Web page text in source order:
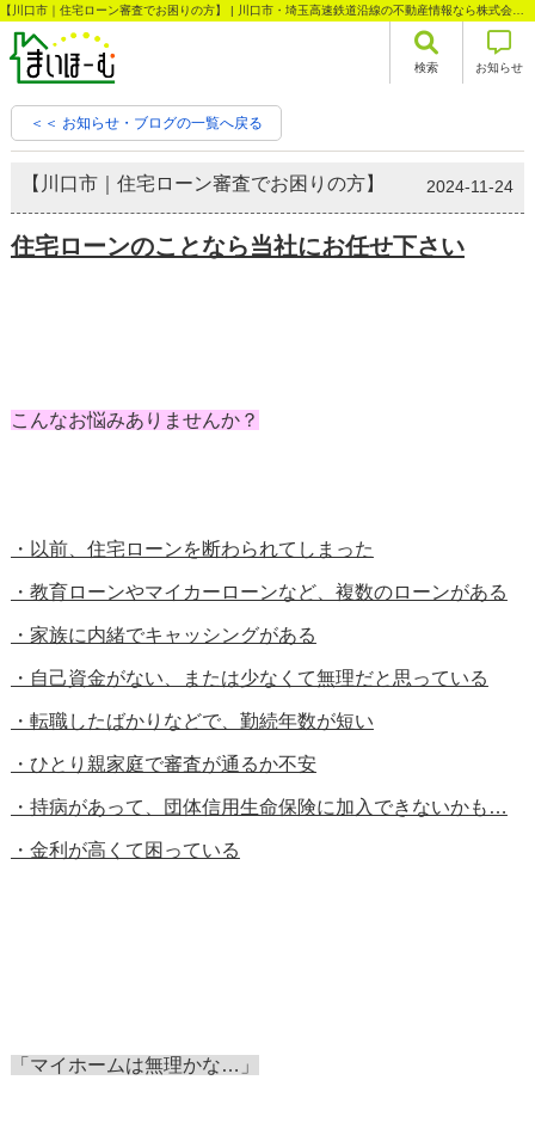
検索 お知らせ
＜＜ お知らせ・ブログの一覧へ戻る
【川口市｜住宅ローン審査でお困りの方】 2024-11-24
住宅ローンのことなら当社にお任せ下さい
こんなお悩みありませんか？
・以前、住宅ローンを断わられてしまった
・教育ローンやマイカーローンなど、複数のローンがある
・家族に内緒でキャッシングがある
・自己資金がない、または少なくて無理だと思っている
・転職したばかりなどで、勤続年数が短い
・ひとり親家庭で審査が通るか不安
・持病があって、団体信用生命保険に加入できないかも…
・金利が高くて困っている
「マイホームは無理かな…」